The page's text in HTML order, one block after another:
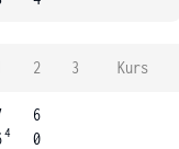
2 3 Kurs
4
6
0